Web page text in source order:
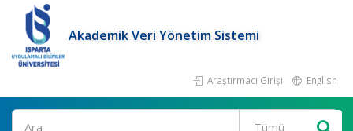
Akademik Veri Yönetim Sistemi
Araştırmacı Girişi English
Ara